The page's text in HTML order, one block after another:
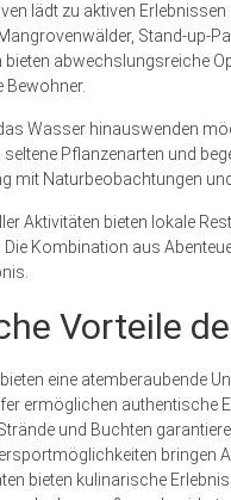
lädt zu aktiven
Stand-up-
abwechslungsreiche
Bewohner.
Wasser hinauswenden
seltene Pflanzenarten und
mit Naturbeobachtungen
Aktivitäten bieten lokale
Kombination aus
Vorteile
eine atemberaubende
ermöglichen authentische
und Buchten
bringen
bieten kulinarische